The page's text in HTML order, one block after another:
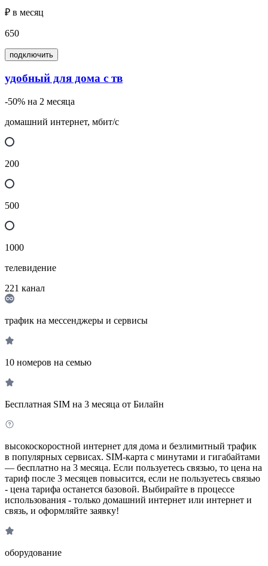
₽ в месяц
650
подключить
удобный для дома с тв
-50% на 2 месяца
домашний интернет, мбит/с
200
500
1000
телевидение
221 канал
трафик на мессенджеры и сервисы
10 номеров на семью
Бесплатная SIM на 3 месяца от Билайн
высокоскоростной интернет для дома и безлимитный трафик
в популярных сервисах. SIM-карта с минутами и гигабайтами
— бесплатно на 3 месяца. Если пользуетесь связью, то цена на
тариф после 3 месяцев повысится, если не пользуетесь связью
- цена тарифа останется базовой. Выбирайте в процессе
использования - только домашний интернет или интернет и
связь, и оформляйте заявку!
оборудование